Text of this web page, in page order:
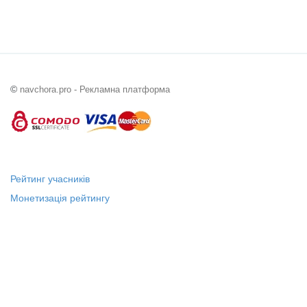
© navchora.pro - Рекламна платформа
Рейтинг учасників
Монетизація рейтингу